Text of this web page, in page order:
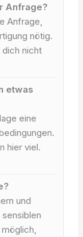
Anfrage?
Anfrage,
nötig.
nicht
etwas
eine
hier viel.
und